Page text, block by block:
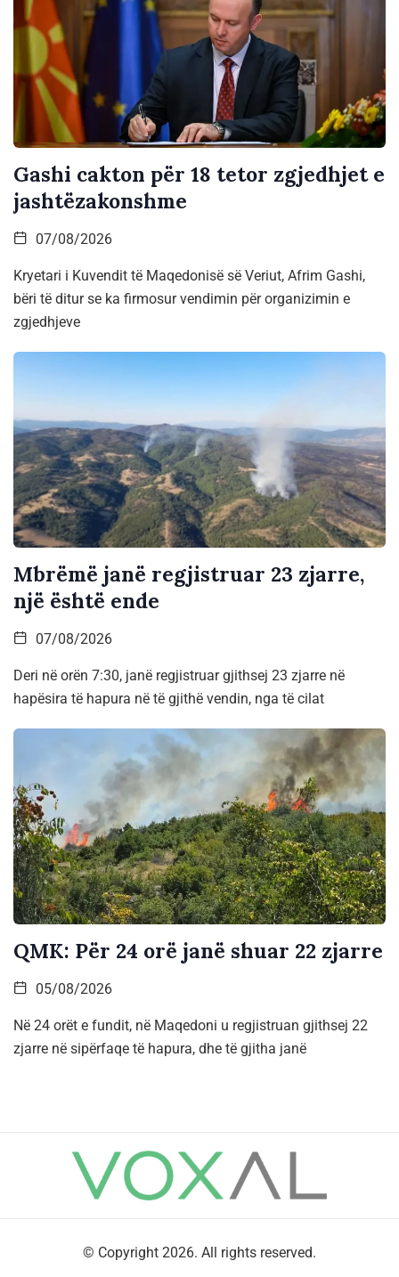
Gashi cakton për 18 tetor zgjedhjet e
jashtëzakonshme
07/08/2026
Kryetari i Kuvendit të Maqedonisë së Veriut, Afrim Gashi,
bëri të ditur se ka firmosur vendimin për organizimin e
zgjedhjeve
Mbrëmë janë regjistruar 23 zjarre,
një është ende
07/08/2026
Deri në orën 7:30, janë regjistruar gjithsej 23 zjarre në
hapësira të hapura në të gjithë vendin, nga të cilat
QMK: Për 24 orë janë shuar 22 zjarre
05/08/2026
Në 24 orët e fundit, në Maqedoni u regjistruan gjithsej 22
zjarre në sipërfaqe të hapura, dhe të gjitha janë
© Copyright 2026. All rights reserved.